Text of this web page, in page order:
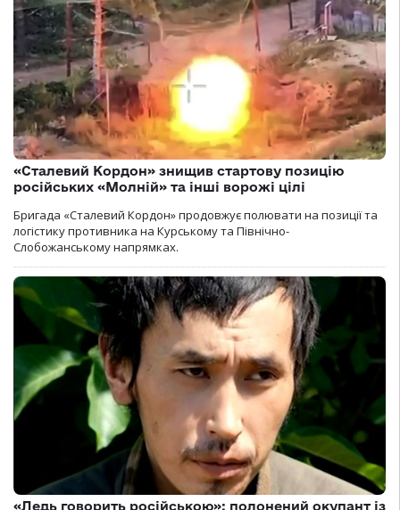
«Сталевий Кордон» знищив стартову позицію
російських «Молній» та інші ворожі цілі
Бригада «Сталевий Кордон» продовжує полювати на позиції та
логістику противника на Курському та Північно-
Слобожанському напрямках.
«Ледь говорить російською»: полонений окупант із